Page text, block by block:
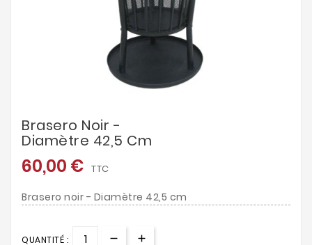
Brasero Noir -
Diamètre 42,5 Cm
60,00 € TTC
Brasero noir - Diamètre 42,5 cm
QUANTITÉ :